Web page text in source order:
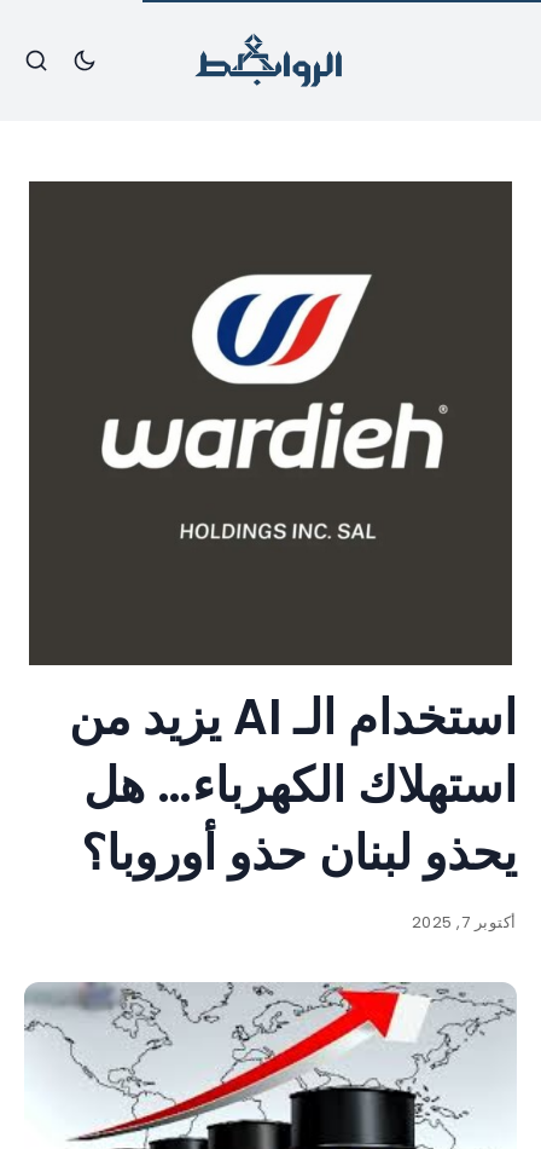
استخدام الـ AI يزيد من
استهلاك الكهرباء… هل
يحذو لبنان حذو أوروبا؟
أكتوبر 7, 2025